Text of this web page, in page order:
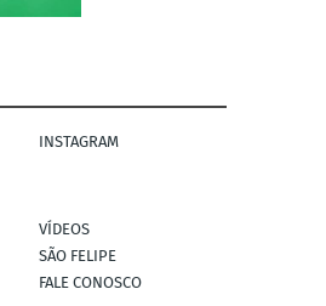
INSTAGRAM
VÍDEOS
SÃO FELIPE
FALE CONOSCO